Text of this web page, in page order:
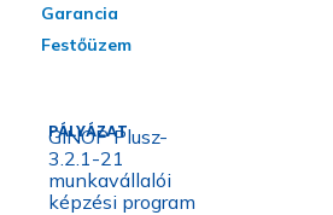
Garancia
Festőüzem
PÁLYÁZAT
GINOP Plusz-
3.2.1-21
munkavállalói
képzési program